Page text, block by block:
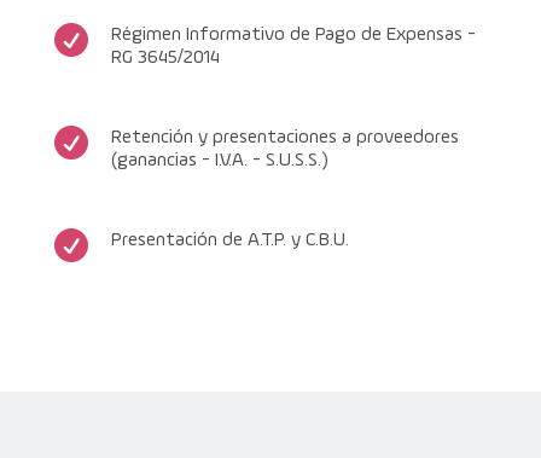

Régimen Informativo de Pago de Expensas -
RG 3645/2014

Retención y presentaciones a proveedores
(ganancias - I.V.A. - S.U.S.S.)
 Presentación de A.T.P. y C.B.U.